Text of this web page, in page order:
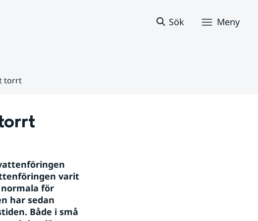
Sök Meny
torrt
varit
för
har sedan
Både i små